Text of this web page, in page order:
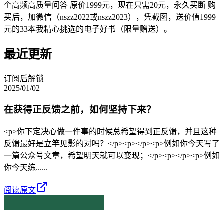
个高频高质量问答 原价1999元，现在只需20元，永久买断 购
买后，加微信（nszz2022或nszz2023），凭截图，送价值1999
元的33本我精心挑选的电子好书（限量赠送）。
最近更新
订阅后解锁
2025/01/02
在获得正反馈之前，如何坚持下来？
<p>你下定决心做一件事的时候总希望得到正反馈，并且这种
反馈最好是立竿见影的对吗？</p><p></p><p>例如你今天写了
一篇公众号文章，希望明天就可以变现；</p><p></p><p>例如
你今天练......
阅读原文